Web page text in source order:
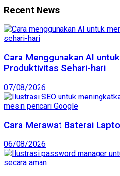
Recent News
Cara Menggunakan AI
Produktivitas Sehari-hari
07/08/2026
Cara Merawat Baterai
06/08/2026